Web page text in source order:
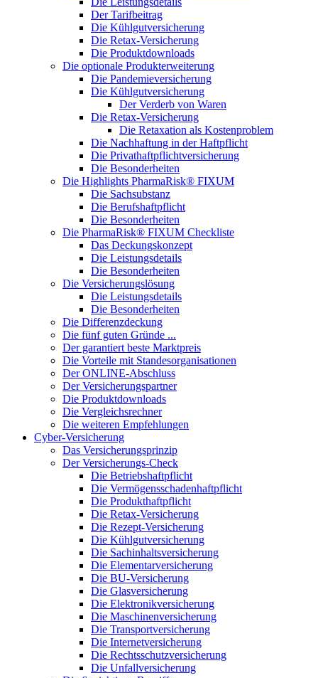
Der Tarifbeitrag
Die Kühlgutversicherung
Die Retax-Versicherung
Die Produktdownloads
Die optionale Produkterweiterung
Die Pandemieversicherung
Die Kühlgutversicherung
Der Verderb von Waren
Die Retax-Versicherung
Die Retaxation als Kostenproblem
Die Nachhaftung in der Haftpflicht
Die Privathaftpflichtversicherung
Die Besonderheiten
Die Highlights PharmaRisk® FIXUM
Die Sachsubstanz
Die Berufshaftpflicht
Die Besonderheiten
Die PharmaRisk® FIXUM Checkliste
Das Deckungskonzept
Die Leistungsdetails
Die Besonderheiten
Die Versicherungslösung
Die Leistungsdetails
Die Besonderheiten
Die Differenzdeckung
Die fünf guten Gründe ...
Der garantiert beste Marktpreis
Die Vorteile mit Standesorganisationen
Der ONLINE-Abschluss
Der Versicherungspartner
Die Produktdownloads
Die Vergleichsrechner
Die weiteren Empfehlungen
Cyber-Versicherung
Das Versicherungsprinzip
Der Versicherungs-Check
Die Betriebshaftpflicht
Die Vermögensschadenhaftpflicht
Die Produkthaftpflicht
Die Retax-Versicherung
Die Rezept-Versicherung
Die Kühlgutversicherung
Die Sachinhaltsversicherung
Die Elementarversicherung
Die BU-Versicherung
Die Glasversicherung
Die Elektronikversicherung
Die Maschinenversicherung
Die Transportversicherung
Die Internetversicherung
Die Rechtsschutzversicherung
Die Unfallversicherung